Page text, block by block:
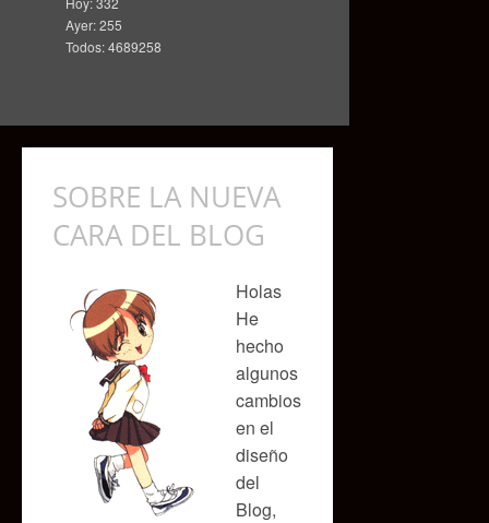
Ayer: 255
Todos: 4689258
SOBRE LA NUEVA
CARA DEL BLOG
Holas
He
hecho
algunos
cambios
en el
diseño
del
Blog,